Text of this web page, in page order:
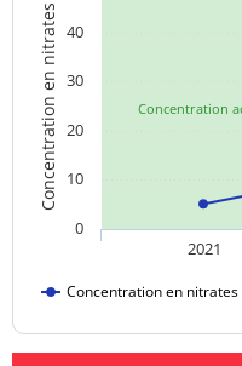
Concentration
Concentration en nitrates
Concentration en nitrates
2021
0
10
20
30
40